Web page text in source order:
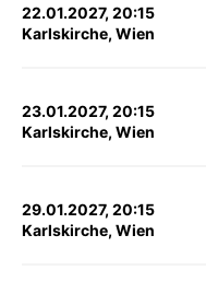
22.01.2027, 20:15
Karlskirche, Wien
23.01.2027, 20:15
Karlskirche, Wien
29.01.2027, 20:15
Karlskirche, Wien